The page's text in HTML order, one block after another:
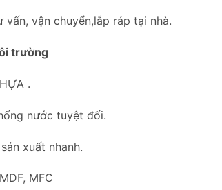
vận chuyển,lắp ráp tại nhà.
trường
.
nước tuyệt đối.
xuất nhanh.
MFC